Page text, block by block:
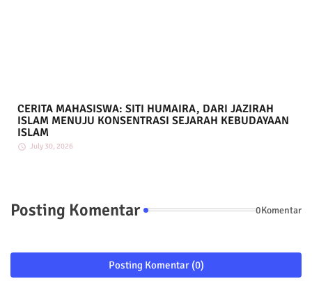
CERITA MAHASISWA: SITI HUMAIRA, DARI JAZIRAH
ISLAM MENUJU KONSENTRASI SEJARAH KEBUDAYAAN
ISLAM
July 30, 2026
Posting Komentar 0Komentar
Posting Komentar (0)